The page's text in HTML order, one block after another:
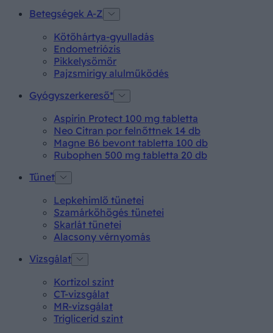
Betegségek A-Z
Kötőhártya-gyulladás
Endometriózis
Pikkelysömör
Pajzsmirigy alulműködés
Gyógyszerkereső*
Aspirin Protect 100 mg tabletta
Neo Citran por felnőttnek 14 db
Magne B6 bevont tabletta 100 db
Rubophen 500 mg tabletta 20 db
Tünet
Lepkehimlő tünetei
Szamárköhögés tünetei
Skarlát tünetei
Alacsony vérnyomás
Vizsgálat
Kortizol szint
CT-vizsgálat
MR-vizsgálat
Triglicerid szint